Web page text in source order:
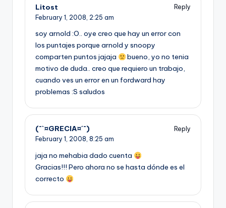
Litost
Reply
February 1, 2008, 2:25 am
soy arnold :O.. oye creo que hay un error con
los puntajes porque arnold y snoopy
comparten puntos jajaja
bueno, yo no tenia
motivo de duda.. creo que requiero un trabajo,
cuando ves un error en un fordward hay
problemas :S saludos
(¯`¤GRECIA¤´¯)
Reply
February 1, 2008, 8:25 am
jaja no mehabia dado cuenta
Gracias!!! Pero ahora no se hasta dónde es el
correcto